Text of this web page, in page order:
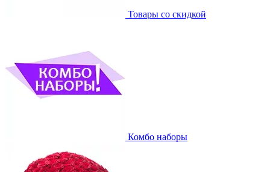
Товары со скидкой
Комбо наборы